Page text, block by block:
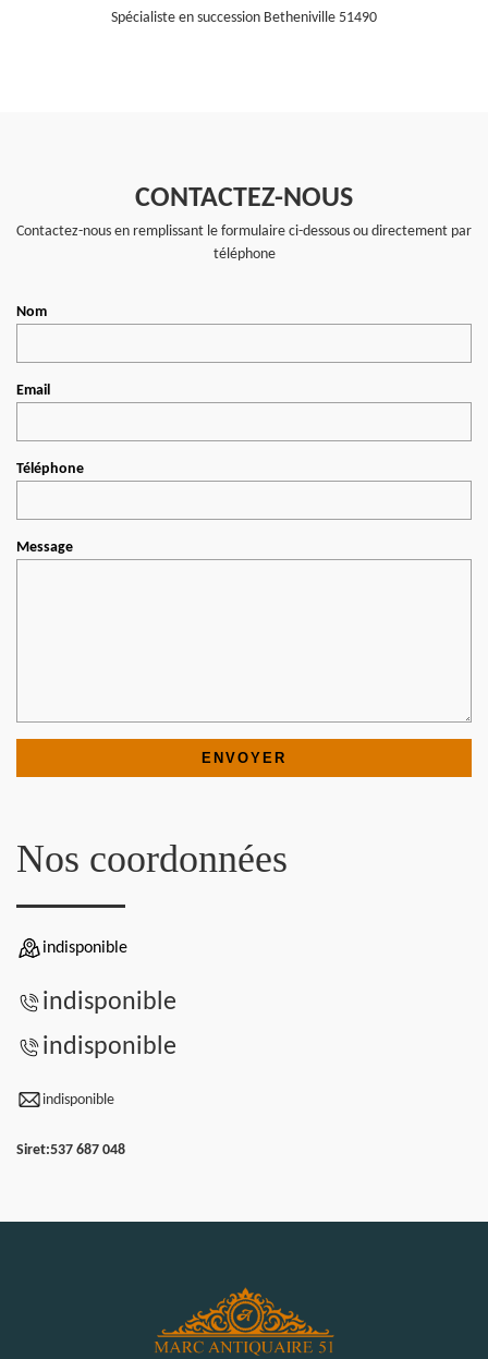
Spécialiste en succession Betheniville 51490
CONTACTEZ-NOUS
Contactez-nous en remplissant le formulaire ci-dessous ou directement par
téléphone
Nom
Email
Téléphone
Message
Nos coordonnées
indisponible
indisponible
indisponible
indisponible
Siret:537 687 048